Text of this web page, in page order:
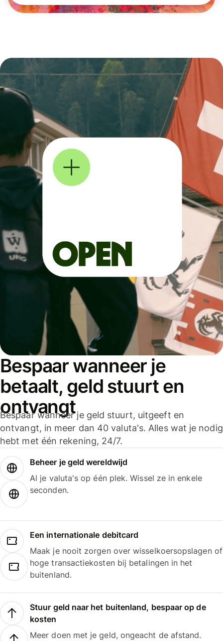
Bespaar wanneer je
betaalt, geld stuurt en
ontvangt
Bespaar wanneer je geld stuurt, uitgeeft en
ontvangt, in meer dan 40 valuta's. Alles wat je nodig
hebt met één rekening, 24/7.
Beheer je geld wereldwijd
Al je valuta's op één plek. Wissel ze in enkele
seconden.
Een internationale debitcard
Maak je nooit zorgen over wisselkoersopslagen of
hoge transactiekosten bij betalingen in het
buitenland.
Stuur geld naar het buitenland, bespaar op de
kosten
Meer doen met je geld, ongeacht de afstand.